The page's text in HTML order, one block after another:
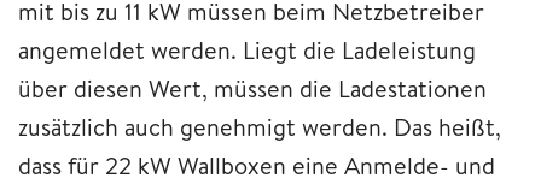
mit bis zu 11 kW müssen beim Netzbetreiber
angemeldet werden. Liegt die Ladeleistung
über diesen Wert, müssen die Ladestationen
zusätzlich auch genehmigt werden. Das heißt,
dass für 22 kW Wallboxen eine Anmelde- und